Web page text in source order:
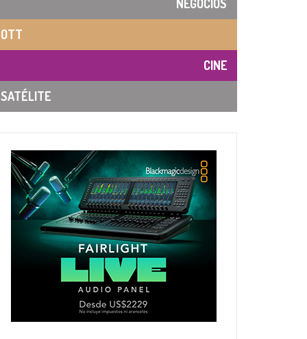
NEGOCIOS
OTT
CINE
SATÉLITE